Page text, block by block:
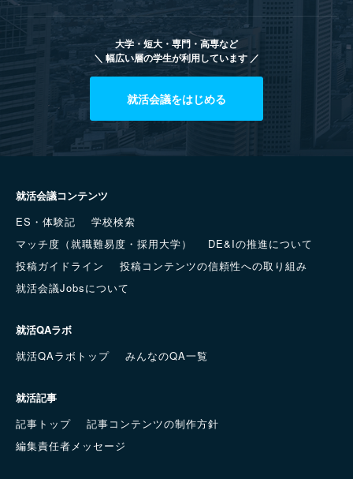
大学・短大・専門・高専など
＼ 幅広い層の学生が利用しています ／
就活会議をはじめる
就活会議コンテンツ
ES・体験記
学校検索
マッチ度（就職難易度・採用大学）
DE&Iの推進について
投稿ガイドライン
投稿コンテンツの信頼性への取り組み
就活会議Jobsについて
就活QAラボ
就活QAラボトップ
みんなのQA一覧
就活記事
記事トップ
記事コンテンツの制作方針
編集責任者メッセージ